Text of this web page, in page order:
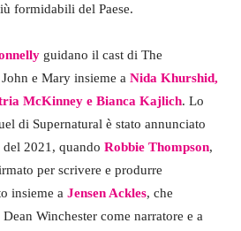
formidabili del Paese.
guidano il cast di The
e Mary insieme a Nida Khurshid,
McKinney e Bianca Kajlich. Lo
di Supernatural è stato annunciato
2021, quando Robbie Thompson,
per scrivere e produrre
insieme a Jensen Ackles, che
Winchester come narratore e a